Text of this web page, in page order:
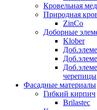
Кровельная
Природная
ZinCo
Доборные
Klober
черепицы
Фасадные материалы
Гибкий кирпич
Brilastec